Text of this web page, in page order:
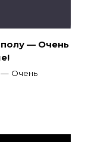
— Очень
— Очень